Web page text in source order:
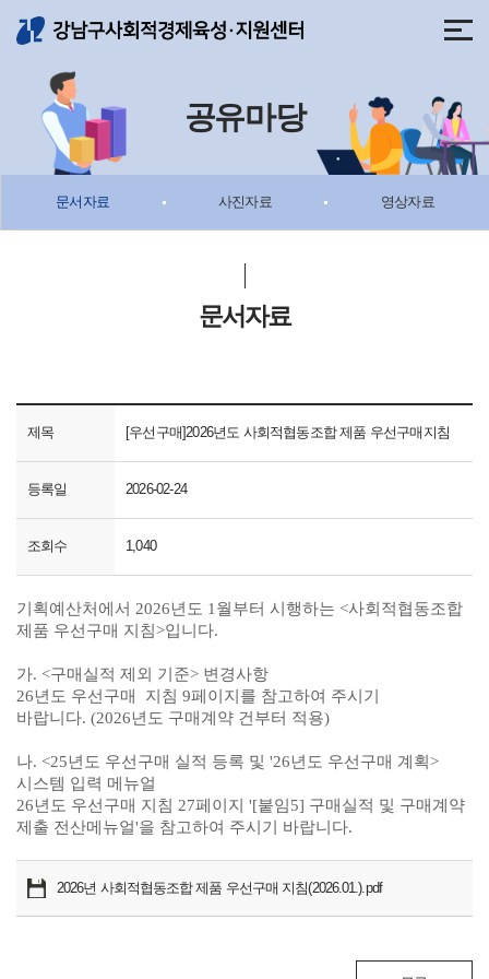
메뉴 바로가기
공유마당
문서자료 사진자료 영상자료
문서자료
제목 [우선구매]2026년도 사회적협동조합 제품 우선구매지침
등록일 2026-02-24
조회수 1,040
기획예산처에서 2026년도 1월부터 시행하는 <사회적협동조합
제품 우선구매 지침>입니다.
가. <구매실적 제외 기준> 변경사항
26년도 우선구매 지침 9페이지를 참고하여 주시기
바랍니다. (2026년도 구매계약 건부터 적용)
나. <25년도 우선구매 실적 등록 및 '26년도 우선구매 계획>
시스템 입력 메뉴얼
26년도 우선구매 지침 27페이지 '[붙임5] 구매실적 및 구매계약
제출 전산메뉴얼'을 참고하여 주시기 바랍니다.
2026년 사회적협동조합 제품 우선구매 지침(2026.01.).pdf